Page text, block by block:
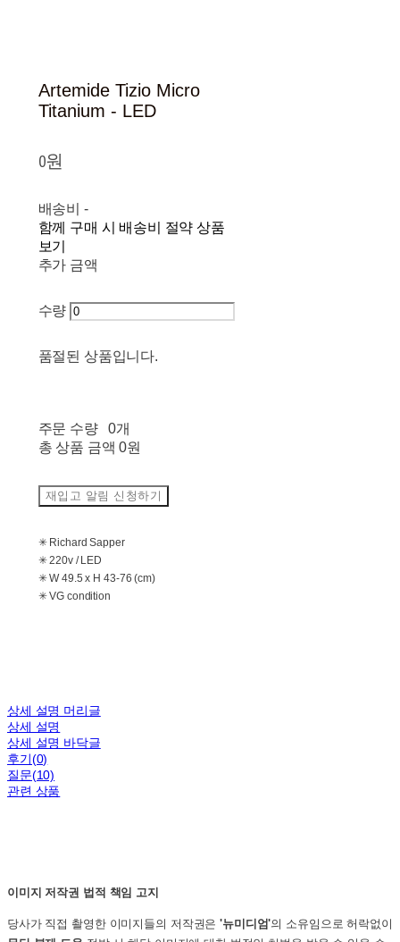
Artemide Tizio Micro
Titanium - LED
0원
배송비 -
함께 구매 시 배송비 절약 상품
보기
추가 금액
수량
품절된 상품입니다.
주문 수량
0개
총 상품 금액 0원
재입고 알림 신청하기
✳ Richard Sapper
✳ 220v / LED
✳ W 49.5 x H 43-76 (cm)
✳ VG condition
상세 설명 머리글
상세 설명
상세 설명 바닥글
후기(0)
질문(10)
관련 상품
이미지 저작권 법적 책임 고지
당사가 직접 촬영한 이미지들의 저작권은'뉴미디엄'의 소유임으로 허락없이